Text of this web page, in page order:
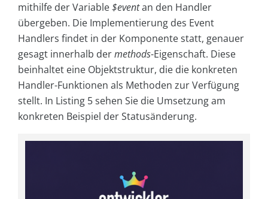
mithilfe der Variable$eventan den Handler
übergeben. Die Implementierung des Event
Handlers findet in der Komponente statt, genauer
gesagt innerhalb dermethods-Eigenschaft. Diese
beinhaltet eine Objektstruktur, die die konkreten
Handler-Funktionen als Methoden zur Verfügung
stellt. In Listing 5 sehen Sie die Umsetzung am
konkreten Beispiel der Statusänderung.